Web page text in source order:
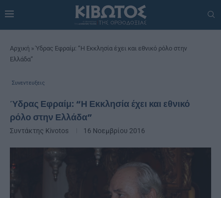
Αρχική »Ύδρας Εφραίμ: “Η Εκκλησία έχει και εθνικό ρόλο στην
Ελλάδα”
Συνεντευξεις
Ύδρας Εφραίμ: “Η Εκκλησία έχει και εθνικό
ρόλο στην Ελλάδα”
Συντάκτης Kivotos 16 Νοεμβρίου 2016